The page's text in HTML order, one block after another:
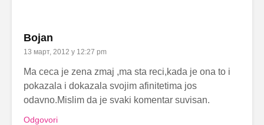
Bojan
13 март, 2012 у 12:27 pm
Ma ceca je zena zmaj ,ma sta reci,kada je ona to i
pokazala i dokazala svojim afinitetima jos
odavno.Mislim da je svaki komentar suvisan.
Odgovori